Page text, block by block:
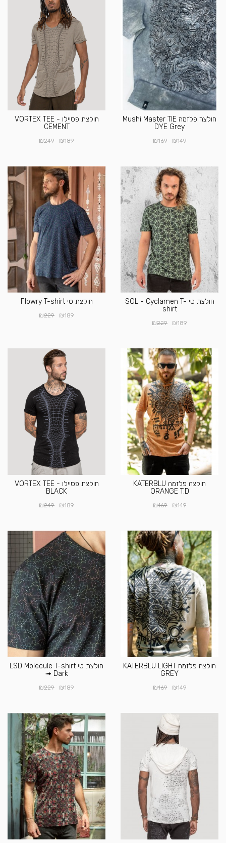
חולצה פלזמה Mushi Master TIE
DYE Grey
₪149
₪169
חולצת פסיילו VORTEX TEE -
CEMENT
₪189
₪249
חולצת טי SOL - Cyclamen T-
shirt
₪189
₪229
חולצת טי Flowry T-shirt
₪189
₪229
חולצה פלזמה KATERBLU
ORANGE T.D
₪149
₪169
חולצת פסיילו VORTEX TEE -
BLACK
₪189
₪249
חולצה פלזמה KATERBLU LIGHT
GREY
₪149
₪169
חולצת טי LSD Molecule T-shirt
➟ Dark
₪189
₪229